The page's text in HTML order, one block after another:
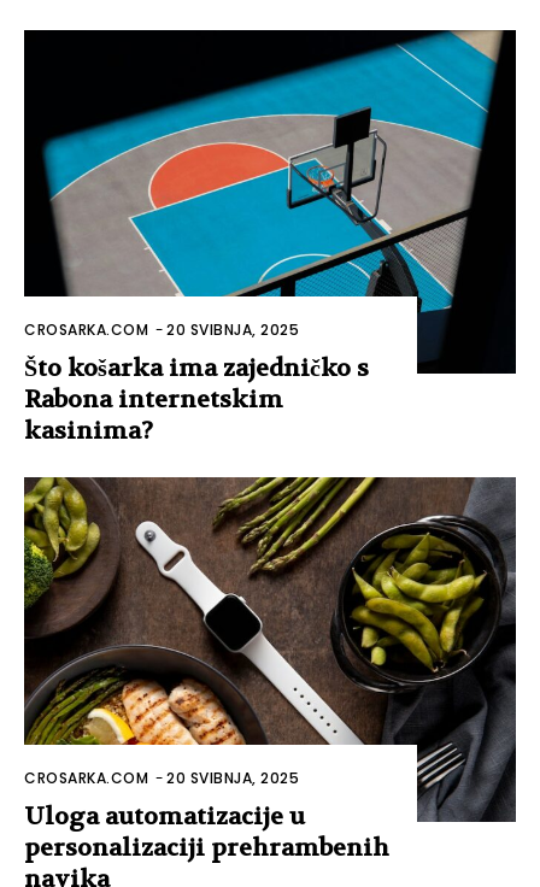
CROSARKA.COM -20 SVIBNJA, 2025
Što košarka ima zajedničko s
Rabona internetskim
kasinima?
CROSARKA.COM -20 SVIBNJA, 2025
Uloga automatizacije u
personalizaciji prehrambenih
navika